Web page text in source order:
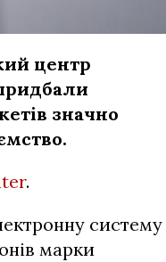
центр
значно
.
систему
марки